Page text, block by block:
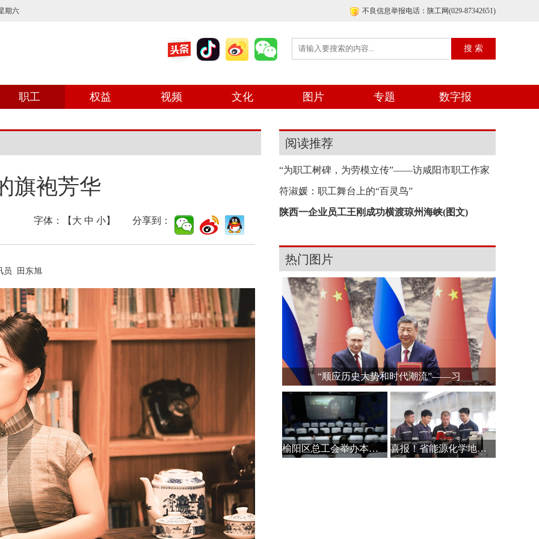
期六 不良信息举报电话：陕工网(029-87342651)
职工 权益 视频 文化 图片 专题 数字报
旗袍芳华
字体：【 大 中 小】 分享到：
员 田东旭
阅读推荐
“为职工树碑，为劳模立传”——访咸阳市职工作家
符淑媛：职工舞台上的“百灵鸟”
陕西一企业员工王刚成功横渡琼州海峡(图文)
热门图片
“顺应历史大势和时代潮流”——习
榆阳区总工会举办本土作家白保林创 喜报！省能源化学地质工会系统主题